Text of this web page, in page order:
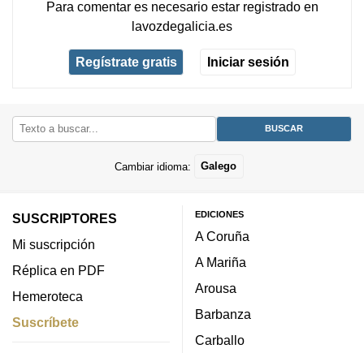
Para comentar es necesario estar registradoen
lavozdegalicia.es
Regístrate gratis Iniciar sesión
Cambiar idioma: Galego
SUSCRIPTORES
Mi suscripción
Réplica en PDF
Hemeroteca
Suscríbete
EDICIONES
A Coruña
A Mariña
Arousa
Barbanza
Carballo